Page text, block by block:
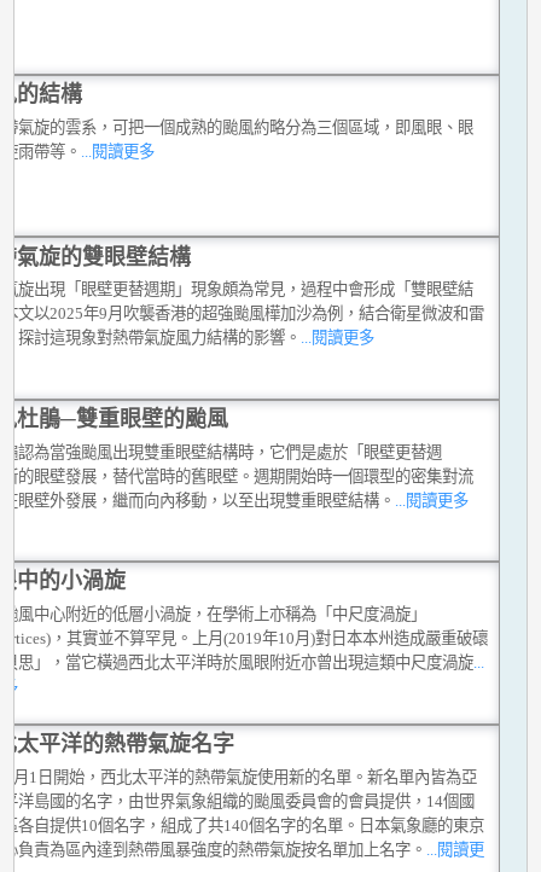
的結構
氣旋的雲系，可把一個成熟的颱風約略分為三個區域，即風眼、眼
雨帶等。 ...閱讀更多
氣旋的雙眼壁結構
旋出現「眼壁更替週期」現象頗為常見，過程中會形成「雙眼壁結
文以2025年9月吹襲香港的超強颱風樺加沙為例，結合衛星微波和雷
探討這現象對熱帶氣旋風力結構的影響。 ...閱讀更多
杜鵑─雙重眼壁的颱風
認為當強颱風出現雙重眼壁結構時，它們是處於「眼壁更替週
的眼壁發展，替代當時的舊眼壁。週期開始時一個環型的密集對流
眼壁外發展，繼而向內移動，以至出現雙重眼壁結構。
...閱讀更多
中的小渦旋
風中心附近的低層小渦旋，在學術上亦稱為「中尺度渦旋」
，其實並不算罕見。上月(2019年10月)對日本本州造成嚴重破䃶
思」，當它橫過西北太平洋時於風眼附近亦曾出現這類中尺度渦旋...
太平洋的熱帶氣旋名字
1月1日開始，西北太平洋的熱帶氣旋使用新的名單。新名單內皆為亞
洋島國的名字，由世界氣象組織的颱風委員會的會員提供，14個國
各自提供10個名字，組成了共140個名字的名單。日本氣象廳的東京
負責為區內達到熱帶風暴強度的熱帶氣旋按名單加上名字。
...閱讀更